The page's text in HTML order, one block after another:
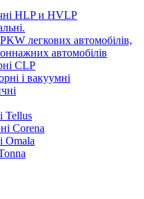
HLP и HVLP
легкових автомобілів,
автомобілів
CLP
і вакуумні
Tellus
Corena
Omala